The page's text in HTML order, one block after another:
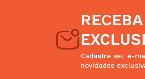
Seu nome
Cadastre seu e-
novidades